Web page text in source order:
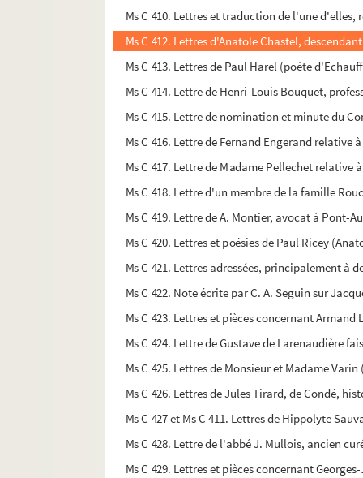
Ms C 410. Lettres et traduction de l'une
Ms C 412. Lettres d'Anatole Chastel,
Ms C 413. Lettres de Paul Harel (poète
Ms C 414. Lettre de Henri-Louis Bouquet,
Ms C 415. Lettre de nomination et minute du
Ms C 416. Lettre de Fernand Engerand
Ms C 417. Lettre de Madame Pellechet
Ms C 418. Lettre d'un membre de la famille
Ms C 419. Lettre de A. Montier, avocat à Pont-
Ms C 420. Lettres et poésies de Paul Ricey
Ms C 421. Lettres adressées, principalement à
Ms C 422. Note écrite par C. A. Seguin sur
Ms C 423. Lettres et pièces concernant Armand
Ms C 424. Lettre de Gustave de Larenaudière
Ms C 425. Lettres de Monsieur et Madame
Ms C 426. Lettres de Jules Tirard, de Condé,
Ms C 427 et Ms C 411. Lettres de Hippolyte
Ms C 428. Lettre de l'abbé J. Mullois, ancien
Ms C 429. Lettres et pièces concernant